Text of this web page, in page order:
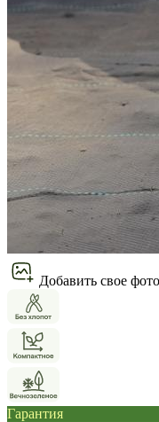
Добавить свое фото
Гарантия